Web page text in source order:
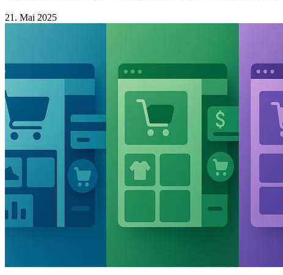
21. Mai 2025